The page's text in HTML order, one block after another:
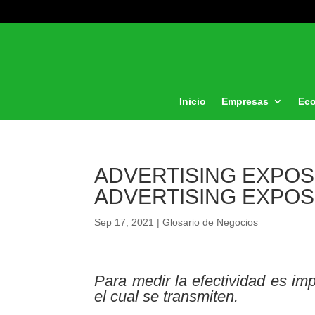
Inicio Empresas
ADVERTISING
ADVERTISING
Sep 17, 2021 |Glosario de Negocios
Para medir la efectividad es
el cual se transmiten.